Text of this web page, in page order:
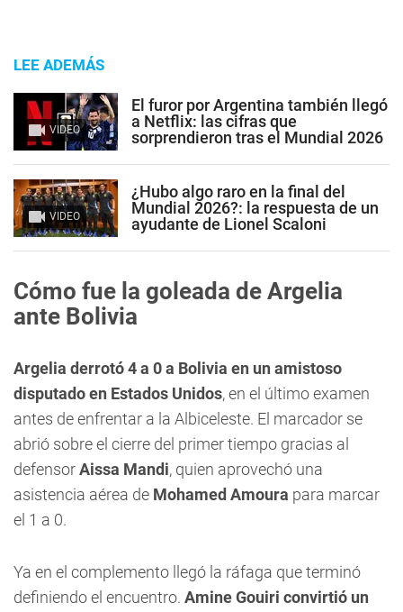
LEE ADEMÁS
VIDEO
El furor por Argentina también llegó
a Netflix: las cifras que
sorprendieron tras el Mundial 2026
VIDEO
¿Hubo algo raro en la final del
Mundial 2026?: la respuesta de un
ayudante de Lionel Scaloni
Cómo fue la goleada de Argelia
ante Bolivia
Argelia derrotó 4 a 0 a Bolivia en un amistoso
disputado en Estados Unidos, en el último examen
antes de enfrentar a la Albiceleste. El marcador se
abrió sobre el cierre del primer tiempo gracias al
defensorAissa Mandi, quien aprovechó una
asistencia aérea de Mohamed Amoura para marcar
el 1 a 0.
Ya en el complemento llegó la ráfaga que terminó
definiendo el encuentro. Amine Gouiri convirtió un